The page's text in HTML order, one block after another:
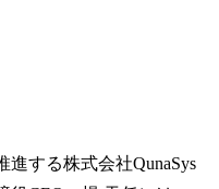
する株式会社QunaSys